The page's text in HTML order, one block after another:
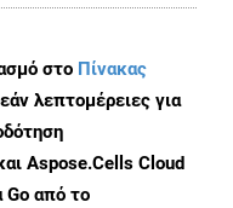
στο Πίνακας
λεπτομέρειες για
Aspose.Cells Cloud
Go από το